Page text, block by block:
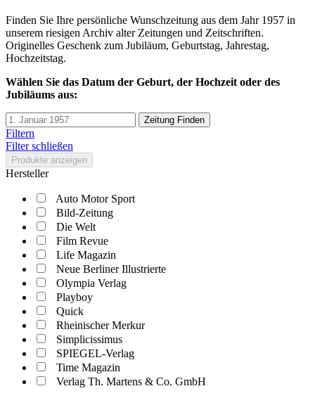
Finden Sie Ihre persönliche Wunschzeitung aus dem Jahr 1957 in
unserem riesigen Archiv alter Zeitungen und Zeitschriften.
Originelles Geschenk zum Jubiläum, Geburtstag, Jahrestag,
Hochzeitstag.
Wählen Sie das Datum der Geburt, der Hochzeit oder des
Jubiläums aus:
Zeitung Finden
Filtern
Filter schließen
Produkte anzeigen
Hersteller
Auto Motor Sport
Bild-Zeitung
Die Welt
Film Revue
Life Magazin
Neue Berliner Illustrierte
Olympia Verlag
Playboy
Quick
Rheinischer Merkur
Simplicissimus
SPIEGEL-Verlag
Time Magazin
Verlag Th. Martens & Co. GmbH